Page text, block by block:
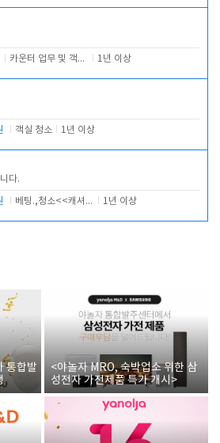
카운터 업무 및 객실관리(청소상태 확인, 객실판매) 1년 이상
객실 청소 1년 이상
다.
베팅.,청소<<캐셔 모셔봅니다. 1년 이상
통합발
<야놀자 MRO, 숙박업소 위한 삼
성전자 가전제품 특가 개시>